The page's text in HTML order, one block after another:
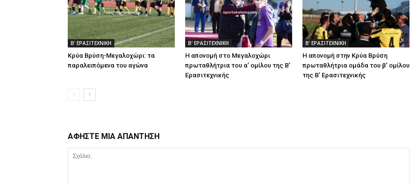
Β' ΕΡΑΣΙΤΕΧΝΙΚΗ
Κρύα Βρύση-Μεγαλοχώρι: τα
παραλειπόμενα του αγώνα
Β' ΕΡΑΣΙΤΕΧΝΙΚΗ
Η απονομή στο Μεγαλοχώρι
πρωταθλήτρια του α’ ομίλου της Β’
Ερασιτεχνικής
Β' ΕΡΑΣΙΤΕΧΝΙΚΗ
Η απονομή στην Κρύα Βρύση
πρωταθλήτρια ομάδα του β’ ομίλου
της Β’ Ερασιτεχνικής
ΑΦΗΣΤΕ ΜΙΑ ΑΠΑΝΤΗΣΗ